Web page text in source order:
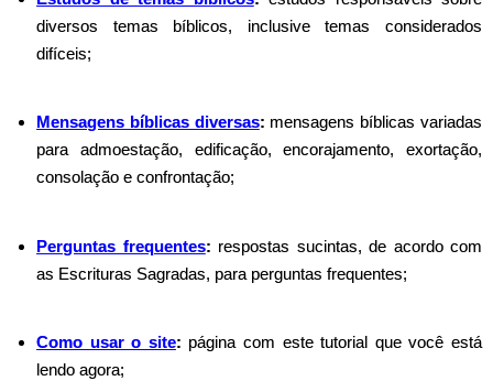
diversos temas bíblicos, inclusive temas considerados
difíceis;
Mensagens bíblicas diversas: mensagens bíblicas variadas
para admoestação, edificação, encorajamento, exortação,
consolação e confrontação;
Perguntas frequentes: respostas sucintas, de acordo com
as Escrituras Sagradas, para perguntas frequentes;
Como usar o site: página com este tutorial que você está
lendo agora;